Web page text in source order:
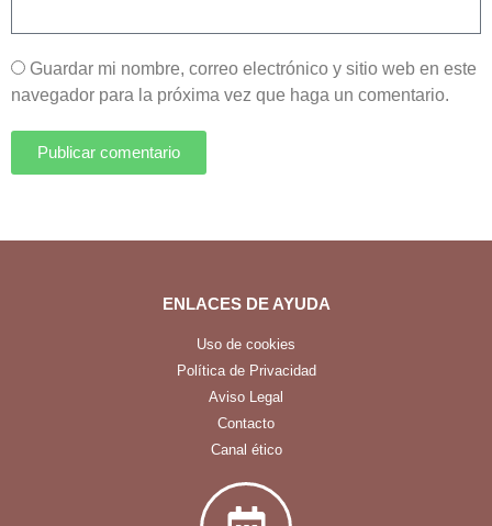
Guardar mi nombre, correo electrónico y sitio web en este
navegador para la próxima vez que haga un comentario.
Publicar comentario
ENLACES DE AYUDA
Uso de cookies
Política de Privacidad
Aviso Legal
Contacto
Canal ético